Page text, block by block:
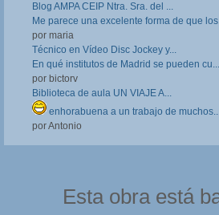
Blog AMPA CEIP Ntra. Sra. del ...
Me parece una excelente forma de que
por maria
Técnico en Vídeo Disc Jockey y...
En qué institutos de Madrid se pueden cu...
por bictorv
Biblioteca de aula UN VIAJE A...
enhorabuena a un trabajo de
por Antonio
Esta obra está